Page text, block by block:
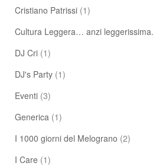
Cristiano Patrissi (1)
Cultura Leggera… anzi leggerissima.
DJ Cri (1)
DJ's Party (1)
Eventi (3)
Generica (1)
I 1000 giorni del Melograno (2)
I Care (1)